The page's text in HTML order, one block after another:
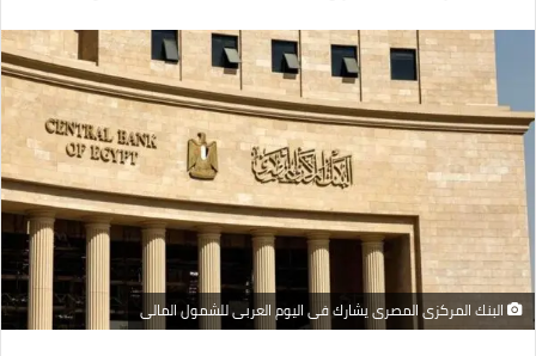
إلكترونيا
البنك المركزى المصرى يشارك فى اليوم العربى للشمول المالى